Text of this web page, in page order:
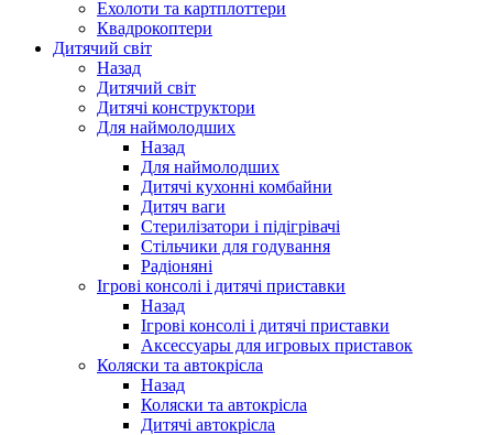
Ехолоти та картплоттери
Квадрокоптери
Дитячий світ
Назад
Дитячий світ
Дитячі конструктори
Для наймолодших
Назад
Для наймолодших
Дитячі кухонні комбайни
Дитяч ваги
Стерилізатори і підігрівачі
Стільчики для годування
Радіоняні
Ігрові консолі і дитячі приставки
Назад
Ігрові консолі і дитячі приставки
Аксессуары для игровых приставок
Коляски та автокрісла
Назад
Коляски та автокрісла
Дитячі автокрісла